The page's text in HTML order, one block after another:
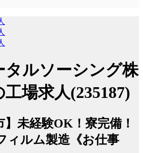
タルソーシング株
場求人(235187)
】未経験OK！寮完備！
ィルム製造《お仕事